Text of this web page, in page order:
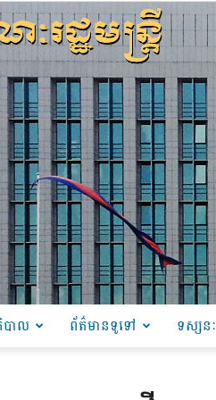
បាល ព័ត៌មានទូទៅ ទស្ស